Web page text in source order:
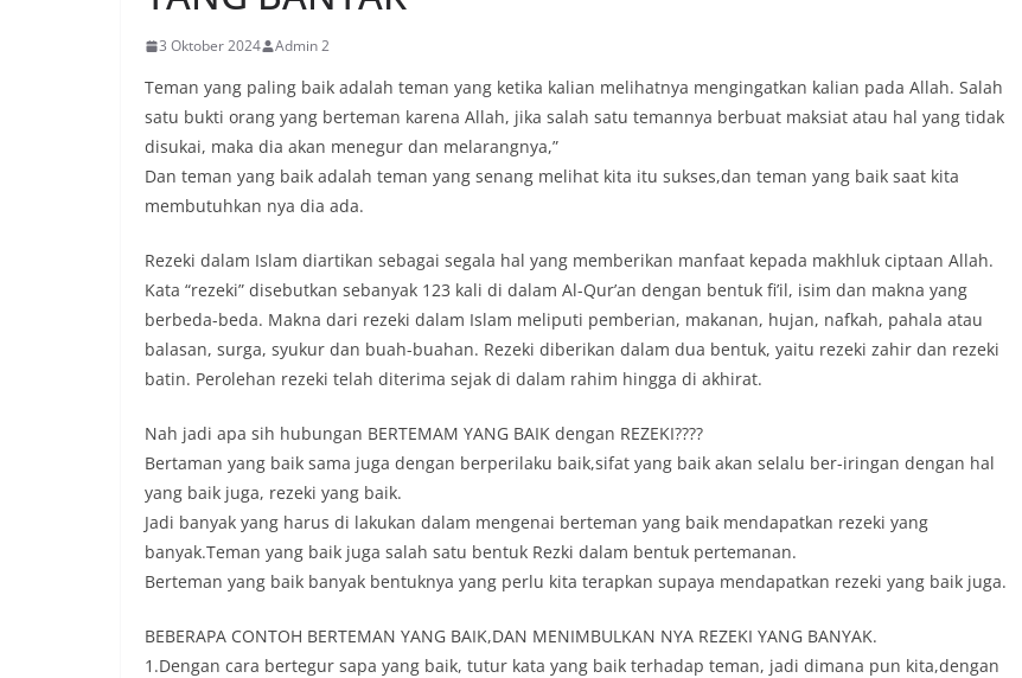
3 Oktober 2024 Admin 2
Teman yang paling baik adalah teman yang ketika kalian melihatnya mengingatkan kalian pada Allah. Salah
satu bukti orang yang berteman karena Allah, jika salah satu temannya berbuat maksiat atau hal yang tidak
disukai, maka dia akan menegur dan melarangnya,”
Dan teman yang baik adalah teman yang senang melihat kita itu sukses,dan teman yang baik saat kita
membutuhkan nya dia ada.
Rezeki dalam Islam diartikan sebagai segala hal yang memberikan manfaat kepada makhluk ciptaan Allah.
Kata “rezeki” disebutkan sebanyak 123 kali di dalam Al-Qur’an dengan bentuk fi’il, isim dan makna yang
berbeda-beda. Makna dari rezeki dalam Islam meliputi pemberian, makanan, hujan, nafkah, pahala atau
balasan, surga, syukur dan buah-buahan. Rezeki diberikan dalam dua bentuk, yaitu rezeki zahir dan rezeki
batin. Perolehan rezeki telah diterima sejak di dalam rahim hingga di akhirat.
Nah jadi apa sih hubungan BERTEMAM YANG BAIK dengan REZEKI????
Bertaman yang baik sama juga dengan berperilaku baik,sifat yang baik akan selalu ber-iringan dengan hal
yang baik juga, rezeki yang baik.
Jadi banyak yang harus di lakukan dalam mengenai berteman yang baik mendapatkan rezeki yang
banyak.Teman yang baik juga salah satu bentuk Rezki dalam bentuk pertemanan.
Berteman yang baik banyak bentuknya yang perlu kita terapkan supaya mendapatkan rezeki yang baik juga.
BEBERAPA CONTOH BERTEMAN YANG BAIK,DAN MENIMBULKAN NYA REZEKI YANG BANYAK.
1.Dengan cara bertegur sapa yang baik, tutur kata yang baik terhadap teman, jadi dimana pun kita,dengan